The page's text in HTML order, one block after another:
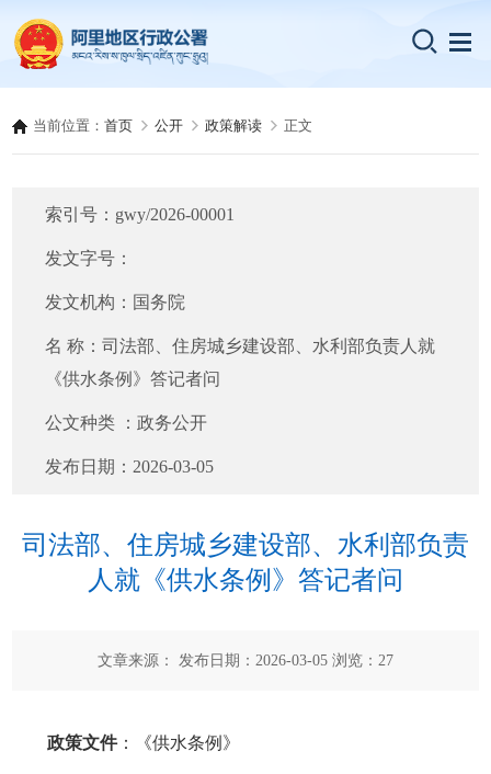
当前位置：首页 公开 政策解读 正文
索引号： gwy/2026-00001
发文字号：
发文机构： 国务院
名 称：司法部、住房城乡建设部、水利部负责人就
《供水条例》答记者问
公文种类 ：政务公开
发布日期： 2026-03-05
司法部、住房城乡建设部、水利部负责
人就《供水条例》答记者问
文章来源： 发布日期：2026-03-05 浏览： 27
政策文件： 《供水条例》